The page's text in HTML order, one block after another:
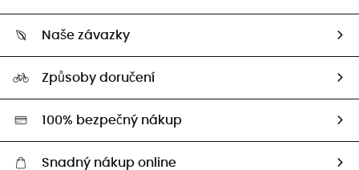
Vrácení zboží a peněz
Naši Ambasadoři
Naše závazky
Second hand
Způsoby doručení
100% bezpečný nákup
Snadný nákup online